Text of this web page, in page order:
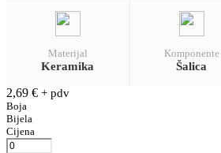
Materijal
Keramika
Komponente
Šalica
2,69 € + pdv
Boja
Bijela
Cijena